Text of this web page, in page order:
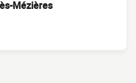
Mézières